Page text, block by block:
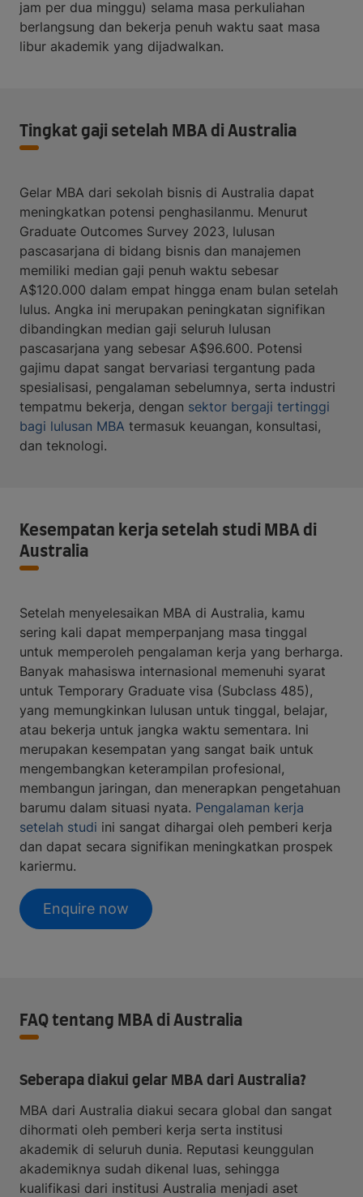
jam per dua minggu) selama masa perkuliahan
berlangsung dan bekerja penuh waktu saat masa
libur akademik yang dijadwalkan.
Tingkat gaji setelah MBA di Australia
Gelar MBA dari sekolah bisnis di Australia dapat
meningkatkan potensi penghasilanmu. Menurut
Graduate Outcomes Survey 2023, lulusan
pascasarjana di bidang bisnis dan manajemen
memiliki median gaji penuh waktu sebesar
A$120.000 dalam empat hingga enam bulan setelah
lulus. Angka ini merupakan peningkatan signifikan
dibandingkan median gaji seluruh lulusan
pascasarjana yang sebesar A$96.600. Potensi
gajimu dapat sangat bervariasi tergantung pada
spesialisasi, pengalaman sebelumnya, serta industri
tempatmu bekerja, dengan sektor bergaji tertinggi
bagi lulusan MBA termasuk keuangan, konsultasi,
dan teknologi.
Kesempatan kerja setelah studi MBA di
Australia
Setelah menyelesaikan MBA di Australia, kamu
sering kali dapat memperpanjang masa tinggal
untuk memperoleh pengalaman kerja yang berharga.
Banyak mahasiswa internasional memenuhi syarat
untuk Temporary Graduate visa (Subclass 485),
yang memungkinkan lulusan untuk tinggal, belajar,
atau bekerja untuk jangka waktu sementara. Ini
merupakan kesempatan yang sangat baik untuk
mengembangkan keterampilan profesional,
membangun jaringan, dan menerapkan pengetahuan
barumu dalam situasi nyata. Pengalaman kerja
setelah studi ini sangat dihargai oleh pemberi kerja
dan dapat secara signifikan meningkatkan prospek
kariermu.
Enquire now
FAQ tentang MBA di Australia
Seberapa diakui gelar MBA dari Australia?
MBA dari Australia diakui secara global dan sangat
dihormati oleh pemberi kerja serta institusi
akademik di seluruh dunia. Reputasi keunggulan
akademiknya sudah dikenal luas, sehingga
kualifikasi dari institusi Australia menjadi aset